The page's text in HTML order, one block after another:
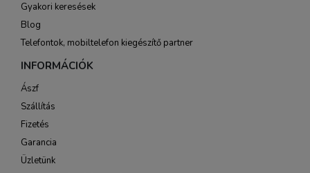
Gyakori keresések
Blog
Telefontok, mobiltelefon kiegészítő partner
INFORMÁCIÓK
Ászf
Szállítás
Fizetés
Garancia
Üzletünk